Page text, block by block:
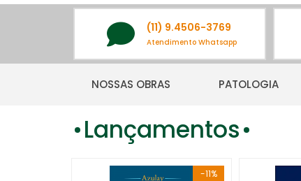
(11) 9.4506-3769
Atendimento Whatsapp
NOSSAS OBRAS PATOLOGIA
Lançamentos
-11%